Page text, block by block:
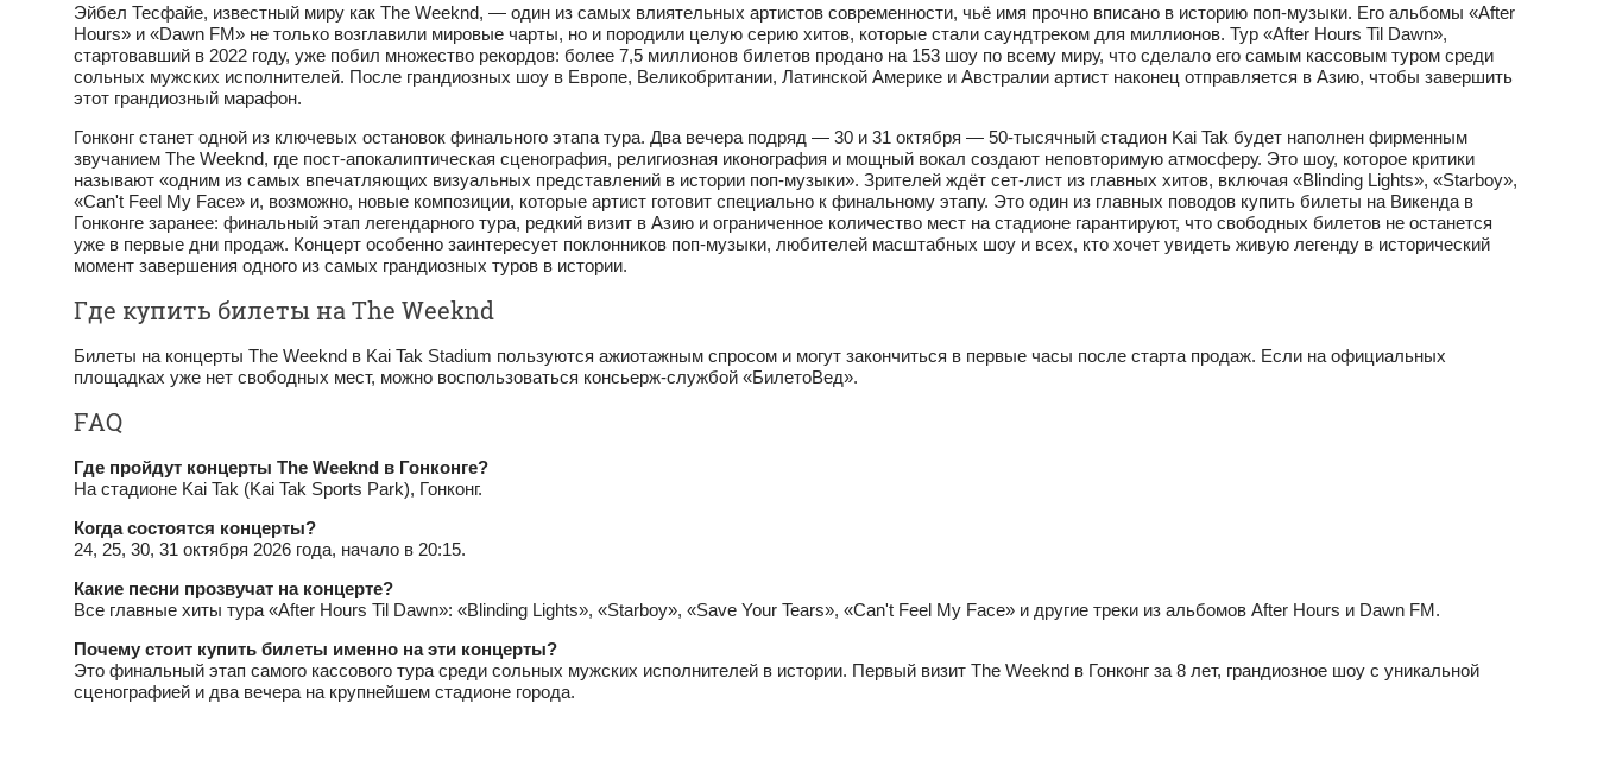
Эйбел Тесфайе, известный миру как The Weeknd, — один из самых влиятельных артистов современности, чьё имя прочно вписано в историю поп‑музыки. Его альбомы «After
Hours» и «Dawn FM» не только возглавили мировые чарты, но и породили целую серию хитов, которые стали саундтреком для миллионов. Тур «After Hours Til Dawn»,
стартовавший в 2022 году, уже побил множество рекордов: более 7,5 миллионов билетов продано на 153 шоу по всему миру, что сделало его самым кассовым туром среди
сольных мужских исполнителей. После грандиозных шоу в Европе, Великобритании, Латинской Америке и Австралии артист наконец отправляется в Азию, чтобы завершить
этот грандиозный марафон.
Гонконг станет одной из ключевых остановок финального этапа тура. Два вечера подряд — 30 и 31 октября — 50‑тысячный стадион Kai Tak будет наполнен фирменным
звучанием The Weeknd, где пост‑апокалиптическая сценография, религиозная иконография и мощный вокал создают неповторимую атмосферу. Это шоу, которое критики
называют «одним из самых впечатляющих визуальных представлений в истории поп‑музыки». Зрителей ждёт сет‑лист из главных хитов, включая «Blinding Lights», «Starboy»,
«Can't Feel My Face» и, возможно, новые композиции, которые артист готовит специально к финальному этапу. Это один из главных поводов купить билеты на Викенда в
Гонконге заранее: финальный этап легендарного тура, редкий визит в Азию и ограниченное количество мест на стадионе гарантируют, что свободных билетов не останется
уже в первые дни продаж. Концерт особенно заинтересует поклонников поп‑музыки, любителей масштабных шоу и всех, кто хочет увидеть живую легенду в исторический
момент завершения одного из самых грандиозных туров в истории.
Где купить билеты на The Weeknd
Билеты на концерты The Weeknd в Kai Tak Stadium пользуются ажиотажным спросом и могут закончиться в первые часы после старта продаж. Если на официальных
площадках уже нет свободных мест, можно воспользоваться консьерж‑службой «БилетоВед».
FAQ
Где пройдут концерты The Weeknd в Гонконге?
На стадионе Kai Tak (Kai Tak Sports Park), Гонконг.
Когда состоятся концерты?
24, 25, 30, 31 октября 2026 года, начало в 20:15.
Какие песни прозвучат на концерте?
Все главные хиты тура «After Hours Til Dawn»: «Blinding Lights», «Starboy», «Save Your Tears», «Can't Feel My Face» и другие треки из альбомов After Hours и Dawn FM.
Почему стоит купить билеты именно на эти концерты?
Это финальный этап самого кассового тура среди сольных мужских исполнителей в истории. Первый визит The Weeknd в Гонконг за 8 лет, грандиозное шоу с уникальной
сценографией и два вечера на крупнейшем стадионе города.